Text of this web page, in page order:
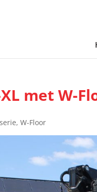
met W-
,W-Floor